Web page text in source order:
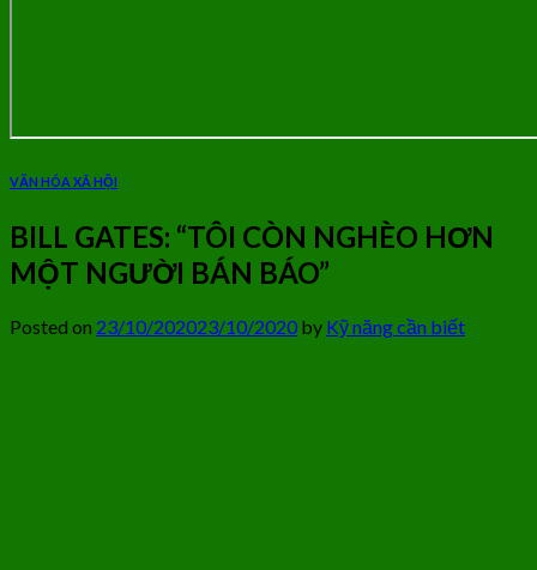
VĂN HÓA XÃ HỘI
BILL GATES: “TÔI CÒN NGHÈO HƠN
MỘT NGƯỜI BÁN BÁO”
Posted on 23/10/202023/10/2020by Kỹ năng cần biết